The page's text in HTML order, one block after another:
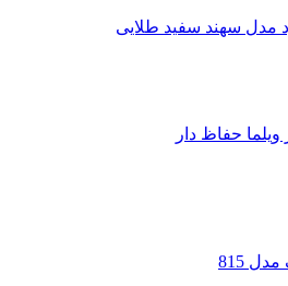
مدل سهند سفید طلایی
حفاظ دار
815